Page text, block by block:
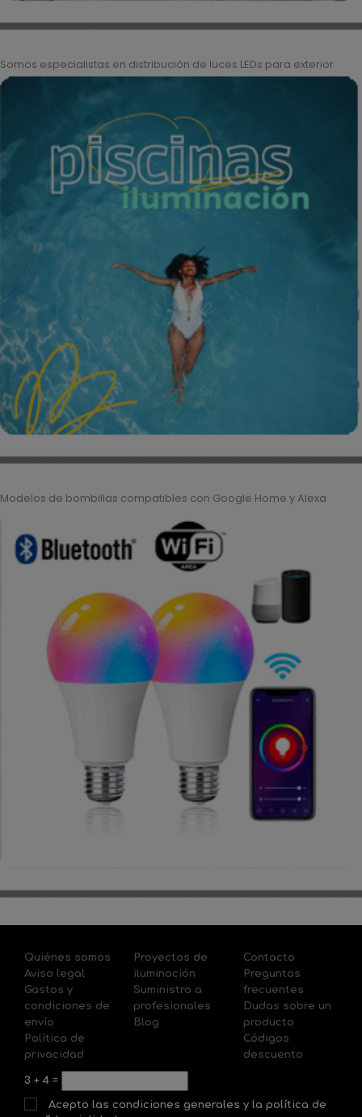
Somos especialistas en distribución de luces LEDs para exterior
Modelos de bombillas compatibles con Google Home y Alexa
Quiénes somos
Aviso legal
Gastos y
condiciones de
envío
Política de
privacidad
Proyectos de
iluminación
Suministro a
profesionales
Blog
Contacto
Preguntas
frecuentes
Dudas sobre un
producto
Códigos
descuento
3 + 4 =
Acepto las condiciones generales y la política de